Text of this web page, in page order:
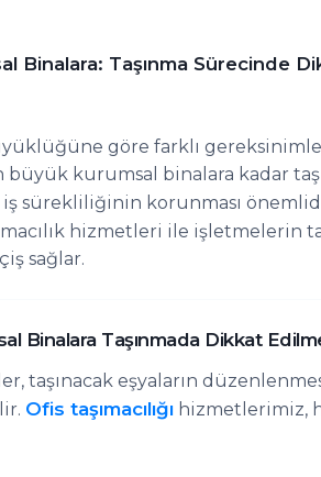
Binalara: Taşınma Sürecinde
göre farklı
kurumsal binalara kadar
sürekliliğinin korunması
hizmetleri ile işletmelerin
sağlar.
Binalara Taşınmada Dikkat
taşınacak eşyaların
Ofis taşımacılığı hizmetlerimiz,